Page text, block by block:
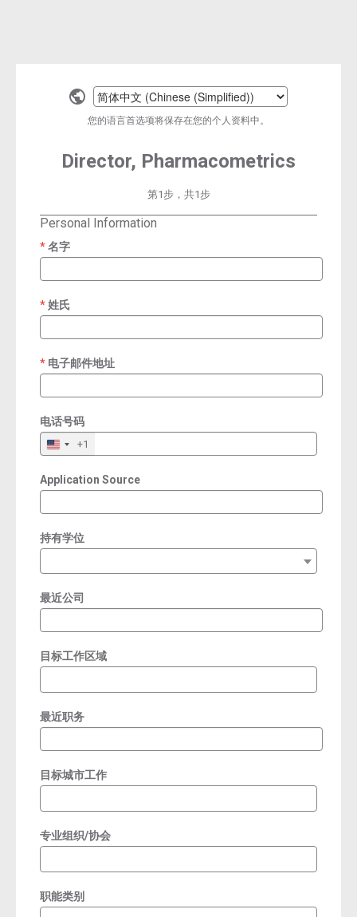
Select
language
您的语言首选项将保存在您的个人资料中。
Director, Pharmacometrics
第1步，共1步
Personal Information
名字
required
姓氏
required
电子邮件地址
required
电话号码
+1
Application Source
持有学位
最近公司
目标工作区域
最近职务
目标城市工作
专业组织/协会
职能类别